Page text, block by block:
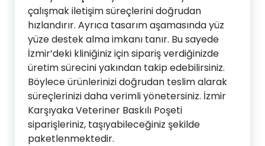
çalışmak iletişim süreçlerini doğrudan
hızlandırır. Ayrıca tasarım aşamasında yüz
yüze destek alma imkanı tanır. Bu sayede
İzmir’deki kliniğiniz için sipariş verdiğinizde
üretim sürecini yakından takip edebilirsiniz.
Böylece ürünlerinizi doğrudan teslim alarak
süreçlerinizi daha verimli yönetersiniz. İzmir
Karşıyaka Veteriner Baskılı Poşeti
siparişleriniz, taşıyabileceğiniz şekilde
paketlenmektedir.